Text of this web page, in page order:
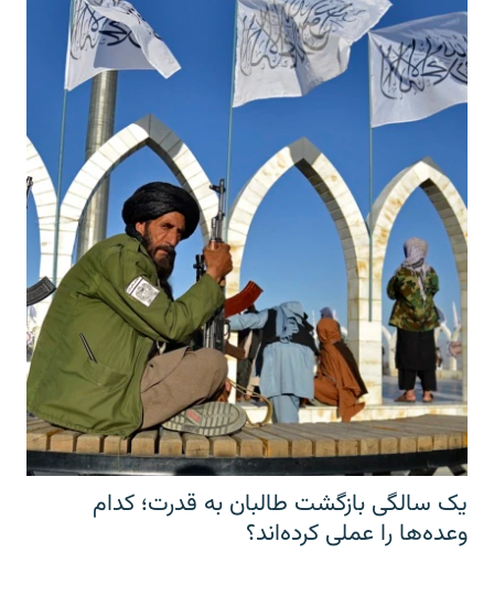
یک سالگی بازگشت طالبان به قدرت؛ کدام
وعده‌ها را عملی کرده‌اند؟